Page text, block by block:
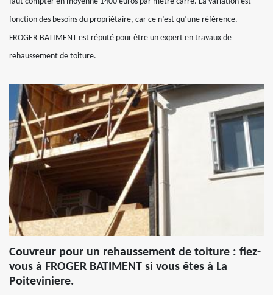
fonction des besoins du propriétaire, car ce n’est qu’une référence.
FROGER BATIMENT est réputé pour être un expert en travaux de
rehaussement de toiture.
Couvreur pour un rehaussement de toiture : fiez-
vous à FROGER BATIMENT si vous êtes à La
Poiteviniere.